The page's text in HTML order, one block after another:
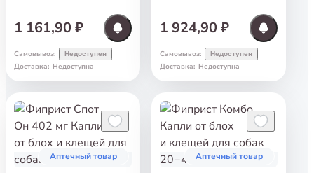
1 161,90 ₽
Самовывоз: Недоступен
Доставка: Недоступна
1 924,90 ₽
Самовывоз: Недоступен
Доставка: Недоступна
Аптечный товар Аптечный товар